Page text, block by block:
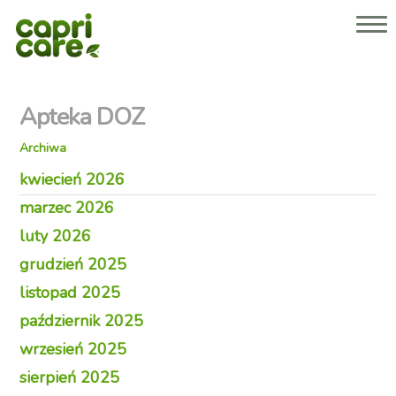
Dlaczego Capricare® 2 lub 3?
Nasze produkty
Porady dla rodziców
Gdzie kupić
Strefa dla specjalistów
Apteka DOZ
Archiwa
kwiecień 2026
marzec 2026
luty 2026
grudzień 2025
listopad 2025
październik 2025
wrzesień 2025
sierpień 2025